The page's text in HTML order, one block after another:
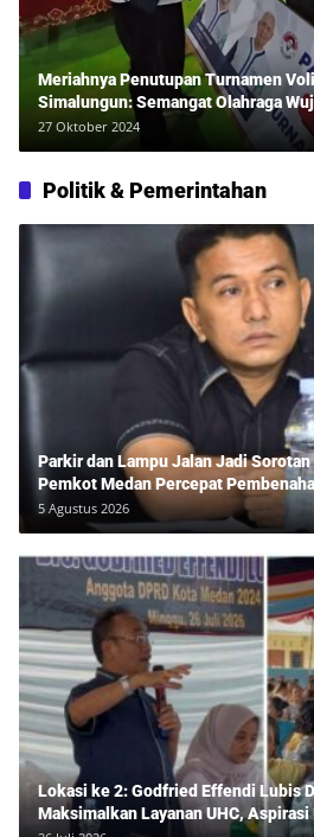
Meriahnya Penutupan Turnamen
Simalungun: Semangat Olahraga
Sehat Bersama Erwan Rozadi dan
27 Oktober 2024
Politik & Pemerintahan
Parkir dan Lampu Jalan Jadi Sorotan
Pemkot Medan Percepat
5 Agustus 2026
Lokasi ke 2: Godfried Effendi Lubis
Maksimalkan Layanan UHC,